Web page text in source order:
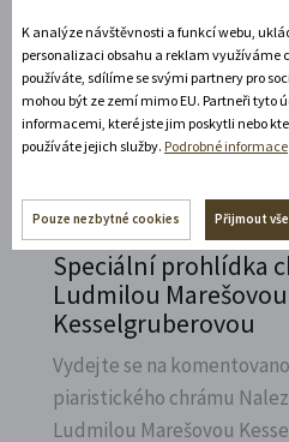
vzpomenout na naší první
Elišku Junkovou.
Rozbalte si další akce
Speciální prohlídka
Ludmilou Marešovou
Kesselgruberovou
Vydejte se na
piaristického chrámu
Ludmilou Marešovou
K analýze návštěvnosti a funkcí webu,
personalizaci obsahu a reklam využíváme
používáte, sdílíme se svými partnery pro
mohou být ze zemí mimo EU. Partneři tyto
informacemi, které jste jim poskytli nebo
používáte jejich služby. Podrobné informace
Pouze nezbytné cookies Přijmout vše